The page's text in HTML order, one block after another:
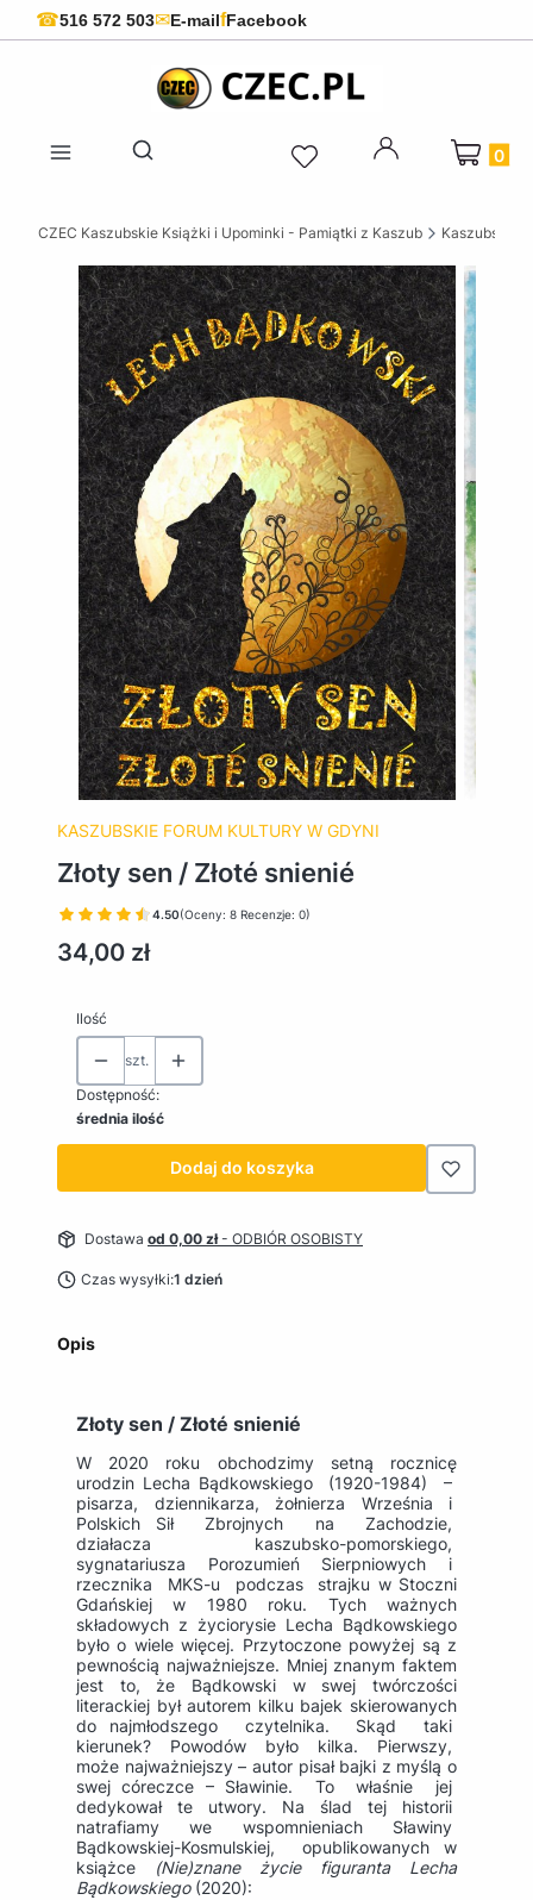
☎516 572 503✉E-mailfFacebook
Otwórz wyszukiwarkę
Produkty
CZEC Kaszubskie Książki i Upominki - Pamiątki z Kaszub Kaszubskie
KASZUBSKIE FORUM KULTURY W GDYNI
Złoty sen / Złoté snienié
4.50(Oceny: 8 Recenzje: 0)
Cena
34,00 zł
Ilość
szt.
Dostępność:
średnia ilość
Dodaj do koszyka
Dostawa od 0,00 zł- ODBIÓR OSOBISTY
Czas wysyłki:1 dzień
Opis
Złoty sen / Złoté snienié
W 2020 roku obchodzimy setną rocznicę
urodzin Lecha Bądkowskiego (1920-1984) –
pisarza, dziennikarza, żołnierza Września i
Polskich Sił Zbrojnych na Zachodzie,
działacza kaszubsko-pomorskiego,
sygnatariusza Porozumień Sierpniowych i
rzecznika MKS-u podczas strajku w Stoczni
Gdańskiej w 1980 roku. Tych ważnych
składowych z życiorysie Lecha Bądkowskiego
było o wiele więcej. Przytoczone powyżej są z
pewnością najważniejsze. Mniej znanym faktem
jest to, że Bądkowski w swej twórczości
literackiej był autorem kilku bajek skierowanych
do najmłodszego czytelnika. Skąd taki
kierunek? Powodów było kilka. Pierwszy,
może najważniejszy – autor pisał bajki z myślą o
swej córeczce – Sławinie. To właśnie jej
dedykował te utwory. Na ślad tej historii
natrafiamy we wspomnieniach Sławiny
Bądkowskiej-Kosmulskiej, opublikowanych w
książce
(Nie)znane życie figuranta Lecha
Bądkowskiego(2020):